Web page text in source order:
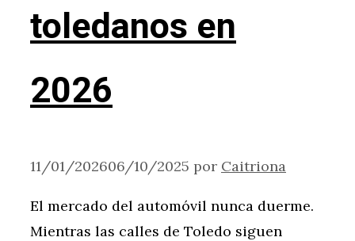
toledanos en
2026
11/01/202606/10/2025 por Caitriona
El mercado del automóvil nunca duerme.
Mientras las calles de Toledo siguen